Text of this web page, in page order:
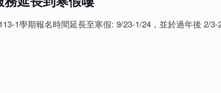
1學期報名時間延長至寒假: 9/23-1/24，並於過年後 2/